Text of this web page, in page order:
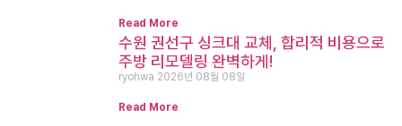
Read More
수원 권선구 싱크대 교체, 합리적 비용으로
주방 리모델링 완벽하게!
ryohwa 2026년 08월 08일
Read More